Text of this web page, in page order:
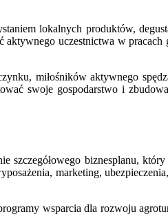
lokalnych produktów,
uczestnictwa w pracach
miłośników aktywnego
swoje gospodarstwo i
szczegółowego biznesplanu,
marketing,
wsparcia dla rozwoju